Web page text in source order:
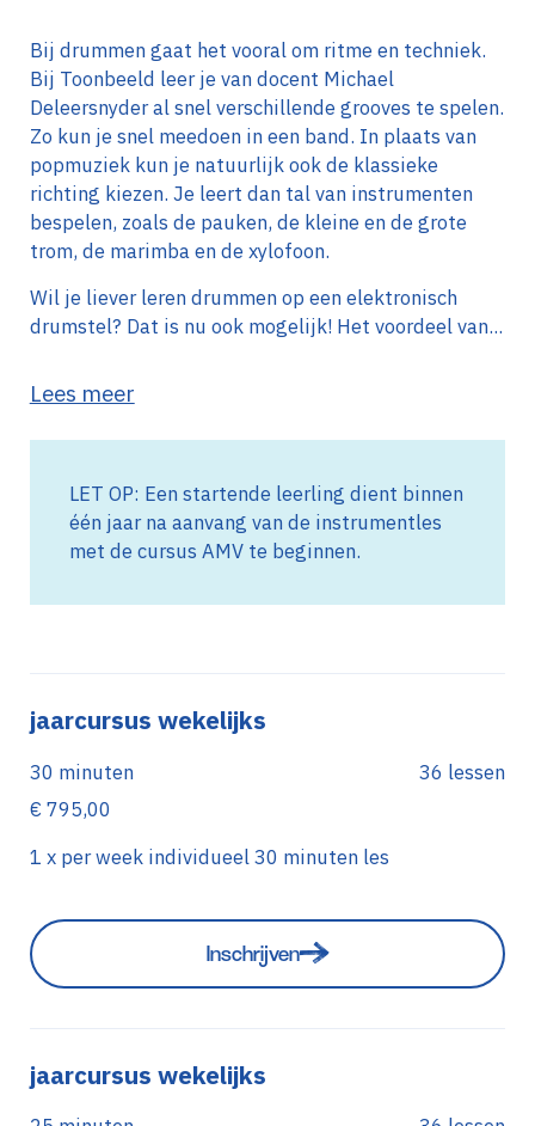
Bij drummen gaat het vooral om ritme en techniek.
Bij Toonbeeld leer je van docent Michael
Deleersnyder al snel verschillende grooves te spelen.
Zo kun je snel meedoen in een band. In plaats van
popmuziek kun je natuurlijk ook de klassieke
richting kiezen. Je leert dan tal van instrumenten
bespelen, zoals de pauken, de kleine en de grote
trom, de marimba en de xylofoon.
Wil je liever leren drummen op een elektronisch
drumstel? Dat is nu ook mogelijk! Het voordeel van...
Lees meer
LET OP: Een startende leerling dient binnen
één jaar na aanvang van de instrumentles
met de cursus AMV te beginnen.
jaarcursus wekelijks
30 minuten
36 lessen
€ 795,00
1 x per week individueel 30 minuten les
Inschrijven
jaarcursus wekelijks